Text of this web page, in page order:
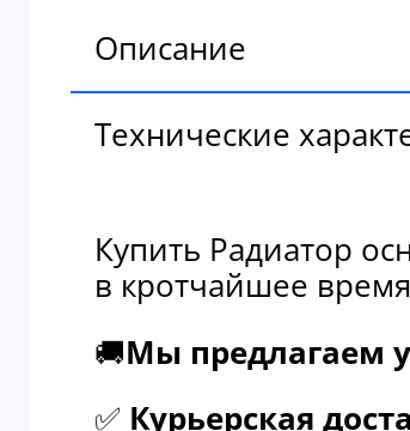
Описание
Технические
Купить Радиатор
в кротчайшее
🚚Мы предлагаем
✅ Курьерская